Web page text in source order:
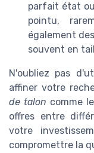
parfait état
pointu,
également
souvent en
N'oubliez pas
affiner votre
de talon comme le
offres entre
votre
compromettre la